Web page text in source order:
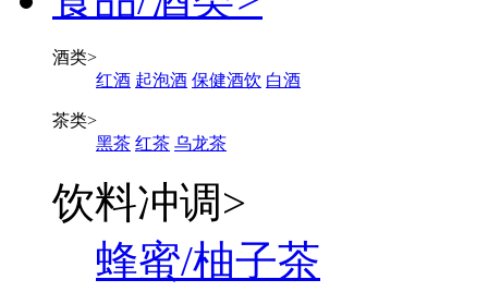
酒类>
红酒 起泡酒 保健酒饮 白酒
茶类>
黑茶 红茶 乌龙茶
饮料冲调>
蜂蜜/柚子茶